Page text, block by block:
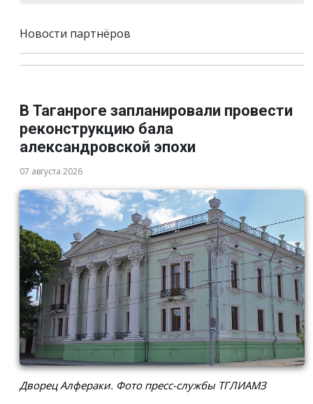
Новости партнёров
В Таганроге запланировали провести
реконструкцию бала
александровской эпохи
07 августа 2026
Дворец Алфераки. Фото пресс-службы ТГЛИАМЗ